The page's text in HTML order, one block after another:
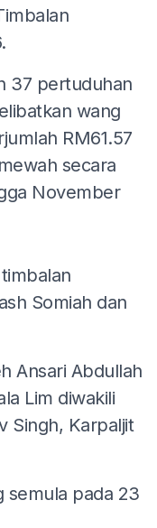
37 pertuduhan
wang
RM61.57
secara
November
Somiah dan
Ansari Abdullah
Lim diwakili
Singh, Karpaljit
semula pada 23